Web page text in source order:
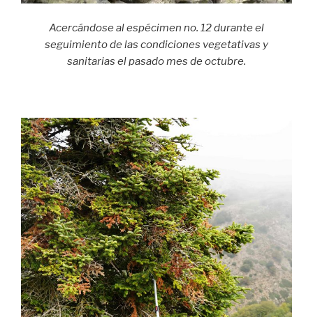
Acercándose al espécimen no. 12 durante el
seguimiento de las condiciones vegetativas y
sanitarias el pasado mes de octubre.